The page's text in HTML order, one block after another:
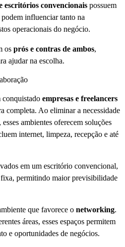
escritórios convencionais possuem
podem influenciar tanto na
operacionais do negócio.
os prós e contras de ambos,
ajudar na escolha.
conquistado empresas e freelancers
completa. Ao eliminar a necessidade
ambientes oferecem soluções
internet, limpeza, recepção e até
em um escritório convencional,
permitindo maior previsibilidade
que favorece o networking.
áreas, esses espaços permitem
e oportunidades de negócios.